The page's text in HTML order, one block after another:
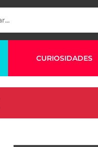
CURIOSIDADES